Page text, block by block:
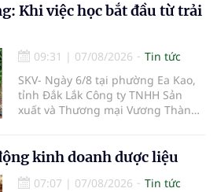
Khi việc học bắt đầu từ trải
09:31 | 07/08/2026
Tin tức
SKV- Ngày 6/8 tại phường Ea Kao,
tỉnh Đắk Lắk Công ty TNHH Sản
xuất và Thương mại Vương Thành
tham gia của các chủ doanh
nghiệp, chủ quán cà phê, hợp tác
xã, người làm nông nghiệp và
kinh doanh dược liệu
07:07 | 07/08/2026
Tin tức